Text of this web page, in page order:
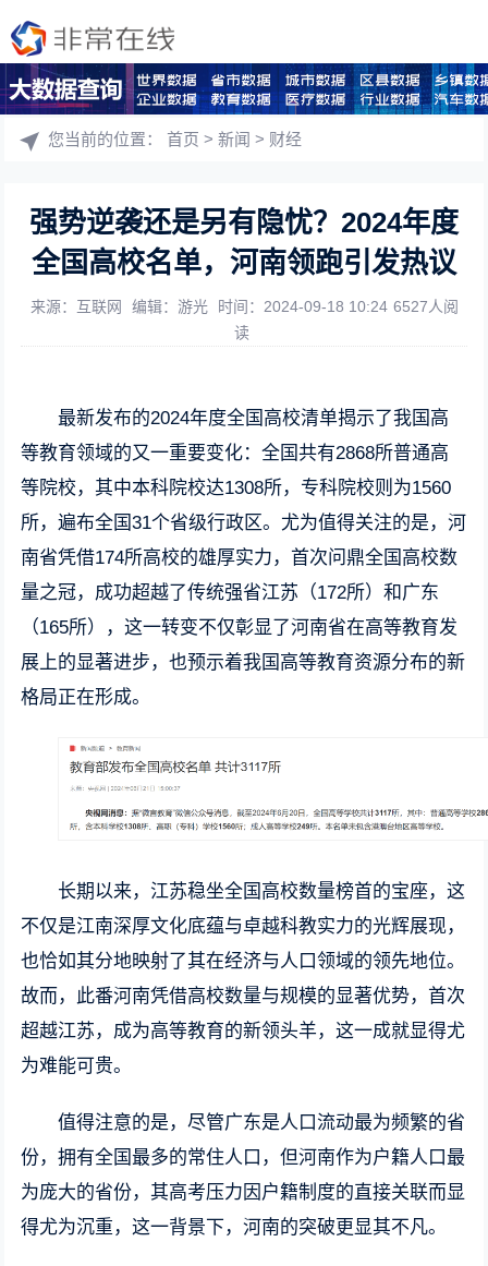
您当前的位置：首页 >新闻 > 财经
强势逆袭还是另有隐忧？2024年度
全国高校名单，河南领跑引发热议
来源：互联网 编辑：游光 时间：2024-09-18 10:24 6527人阅
读
最新发布的2024年度全国高校清单揭示了我国高
等教育领域的又一重要变化：全国共有2868所普通高
等院校，其中本科院校达1308所，专科院校则为1560
所，遍布全国31个省级行政区。尤为值得关注的是，河
南省凭借174所高校的雄厚实力，首次问鼎全国高校数
量之冠，成功超越了传统强省江苏（172所）和广东
（165所），这一转变不仅彰显了河南省在高等教育发
展上的显著进步，也预示着我国高等教育资源分布的新
格局正在形成。
长期以来，江苏稳坐全国高校数量榜首的宝座，这
不仅是江南深厚文化底蕴与卓越科教实力的光辉展现，
也恰如其分地映射了其在经济与人口领域的领先地位。
故而，此番河南凭借高校数量与规模的显著优势，首次
超越江苏，成为高等教育的新领头羊，这一成就显得尤
为难能可贵。
值得注意的是，尽管广东是人口流动最为频繁的省
份，拥有全国最多的常住人口，但河南作为户籍人口最
为庞大的省份，其高考压力因户籍制度的直接关联而显
得尤为沉重，这一背景下，河南的突破更显其不凡。